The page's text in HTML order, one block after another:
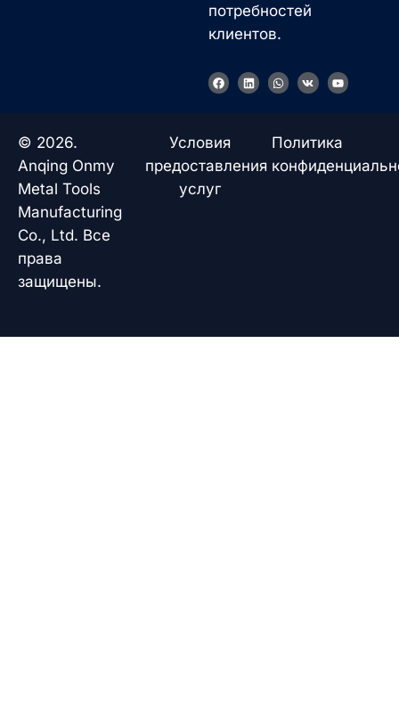
потребностей
клиентов.
F
a
o
L
i
W
h
a
p
V
k
Y
o
e
© 2026.
Anqing Onmy
Metal Tools
Manufacturing
Co., Ltd. Все
права
защищены.
Условия
предоставления
услуг
Политика